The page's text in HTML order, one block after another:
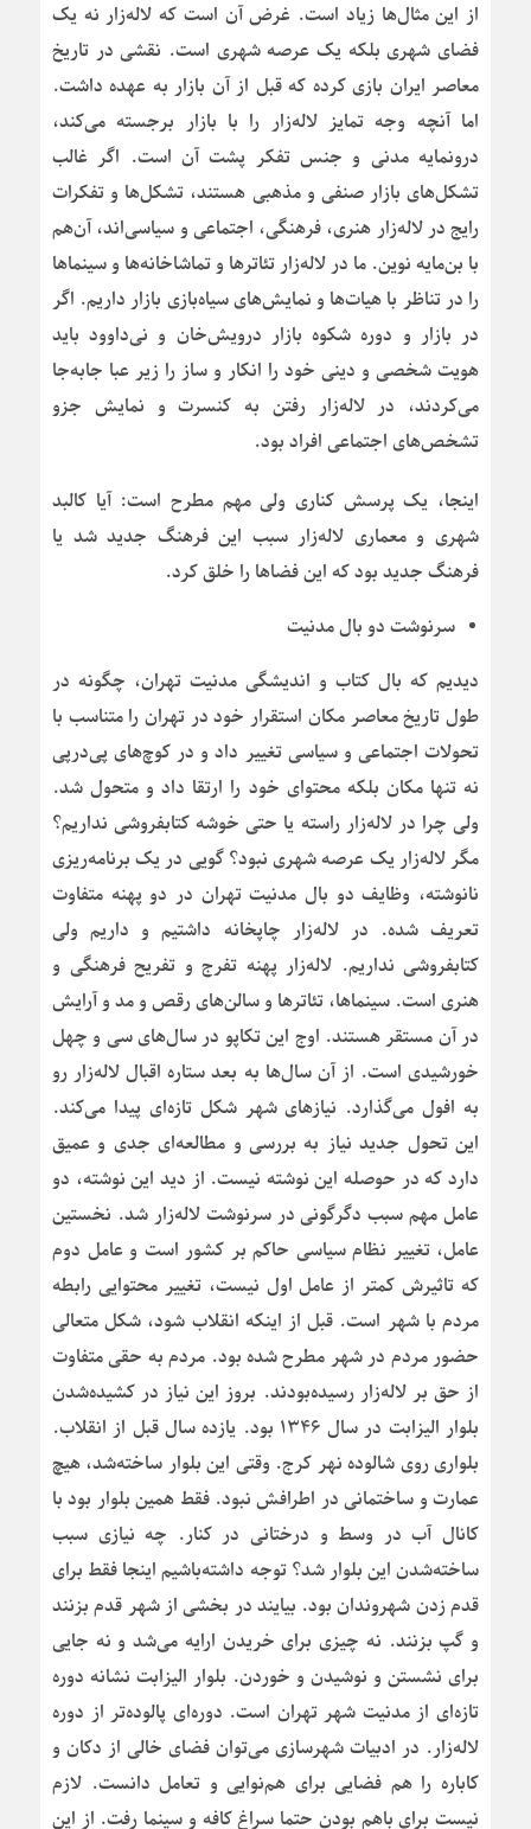
از این مثال‌ها زیاد است. غرض آن است که لاله‌زار نه یک
فضای شهری بلکه یک عرصه شهری است. نقشی در تاریخ
معاصر ایران بازی کرده که قبل از آن بازار به عهده داشت.
اما آنچه وجه تمایز لاله‌زار را با بازار برجسته می‌کند،
درونمایه مدنی و جنس تفکر پشت آن است. اگر غالب
تشکل‌های بازار صنفی و مذهبی هستند، تشکل‌ها و تفکرات
رایج در لاله‌زار هنری، فرهنگی، اجتماعی و سیاسی‌اند، آن‌هم
با بن‌مایه نوین. ما در لاله‌زار تئاترها و تماشاخانه‌ها و سینماها
را در تناظر با هیات‌ها و نمایش‌های سیاه‌بازی بازار داریم. اگر
در بازار و دوره شکوه بازار درویش‌خان و نی‌داوود باید
هویت شخصی و دینی خود را انکار و ساز را زیر عبا جابه‌جا
می‌کردند، در لاله‌زار رفتن به کنسرت و نمایش جزو
تشخص‌های اجتماعی افراد بود.
اینجا، یک پرسش کناری ولی مهم مطرح است: آیا کالبد
شهری و معماری لاله‌زار سبب این فرهنگ جدید شد یا
فرهنگ جدید بود که این فضاها را خلق کرد.
سرنوشت دو بال مدنیت
دیدیم که بال کتاب و اندیشگی مدنیت تهران، چگونه در
طول تاریخ معاصر مکان استقرار خود در تهران را متناسب با
تحولات اجتماعی و سیاسی تغییر داد و در کوچ‌های پی‌درپی
نه تنها مکان بلکه محتوای خود را ارتقا داد و متحول شد.
ولی چرا در لاله‌زار راسته یا حتی خوشه کتابفروشی نداریم؟
مگر لاله‌زار یک عرصه شهری نبود؟ گویی در یک برنامه‌ریزی
نانوشته، وظایف دو بال مدنیت تهران در دو پهنه متفاوت
تعریف شده. در لاله‌زار چاپخانه داشتیم و داریم ولی
کتابفروشی نداریم. لاله‌زار پهنه تفرج و تفریح فرهنگی و
هنری است. سینماها، تئاترها و سالن‌های رقص و مد و آرایش
در آن مستقر هستند. اوج این تکاپو در سال‌های سی و چهل
خورشیدی است. از آن سال‌ها به بعد ستاره اقبال لاله‌زار رو
به افول می‌گذارد. نیازهای شهر شکل تازه‌ای پیدا می‌کند.
این تحول جدید نیاز به بررسی و مطالعه‌ای جدی و عمیق
دارد که در حوصله این نوشته نیست. از دید این نوشته، دو
عامل مهم سبب دگرگونی در سرنوشت لاله‌زار شد. نخستین
عامل، تغییر نظام سیاسی حاکم بر کشور است و عامل دوم
که تاثیرش کمتر از عامل اول نیست، تغییر محتوایی رابطه
مردم با شهر است. قبل از اینکه انقلاب شود، شکل متعالی
حضور مردم در شهر مطرح شده بود. مردم به حقی متفاوت
از حق بر لاله‌زار رسیده‌بودند. بروز این نیاز در کشیده‌شدن
بلوار الیزابت در سال ۱۳۴۶ بود. یازده سال قبل از انقلاب.
بلواری روی شالوده نهر کرج. وقتی این بلوار ساخته‌شد، هیچ
عمارت و ساختمانی در اطرافش نبود. فقط همین بلوار بود با
کانال آب در وسط و درختانی در کنار. چه نیازی سبب
ساخته‌شدن این بلوار شد؟ توجه داشته‌باشیم اینجا فقط برای
قدم زدن شهروندان بود. بیایند در بخشی از شهر قدم بزنند
و گپ بزنند. نه چیزی برای خریدن ارایه می‌شد و نه جایی
برای نشستن و نوشیدن و خوردن. بلوار الیزابت نشانه دوره
تازه‌ای از مدنیت شهر تهران است. دوره‌ای پالوده‌تر از دوره
لاله‌زار. در ادبیات شهرسازی می‌توان فضای خالی از دکان و
کاباره را هم فضایی برای هم‌نوایی و تعامل دانست. لازم
نیست برای باهم بودن حتما سراغ کافه و سینما رفت. از این